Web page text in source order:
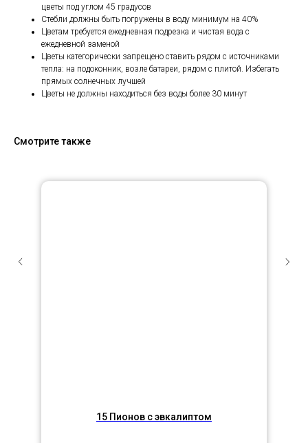
цветы под углом 45 градусов
Стебли должны быть погружены в воду минимум на 40%
Цветам требуется ежедневная подрезка и чистая вода с
ежедневной заменой
Цветы категорически запрещено ставить рядом с источниками
тепла: на подоконник, возле батареи, рядом с плитой. Избегать
прямых солнечных лучшей
Цветы не должны находиться без воды более 30 минут
Смотрите также
15 Пионов с эвкалиптом